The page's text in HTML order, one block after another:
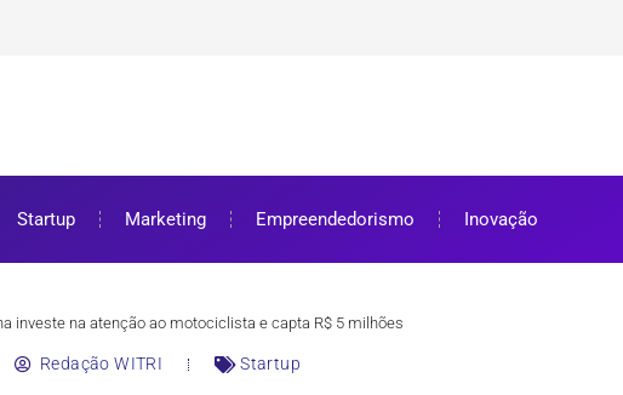
Mar
e requisitos para bolsa de estudos
onde encontrar e como aproveitar
e como se preparar
Startup Marketing Empreendedorismo Inovação
investe na atenção ao motociclista e capta R$ 5 milhões
Redação WITRI Startup